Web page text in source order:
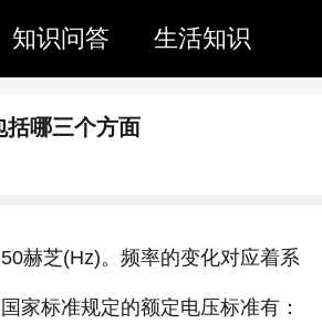
知识问答 生活知识
括哪三个方面
赫芝(Hz)。频率的变化对应着系
家标准规定的额定电压标准有：